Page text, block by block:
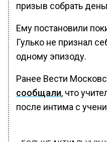
призыв собрать
Ему постановили
Гулько не признал
одному эпизоду.
Ранее Вести
сообщали, что
после интима с